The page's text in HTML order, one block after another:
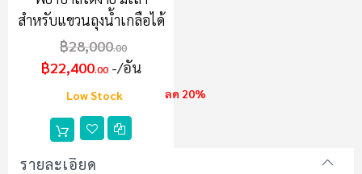
สำหรับแขวนถุงน้ำเกลือได้
฿28,000.00
฿22,400.00 /อัน
Low Stock ลด 20%
รายละเอียด